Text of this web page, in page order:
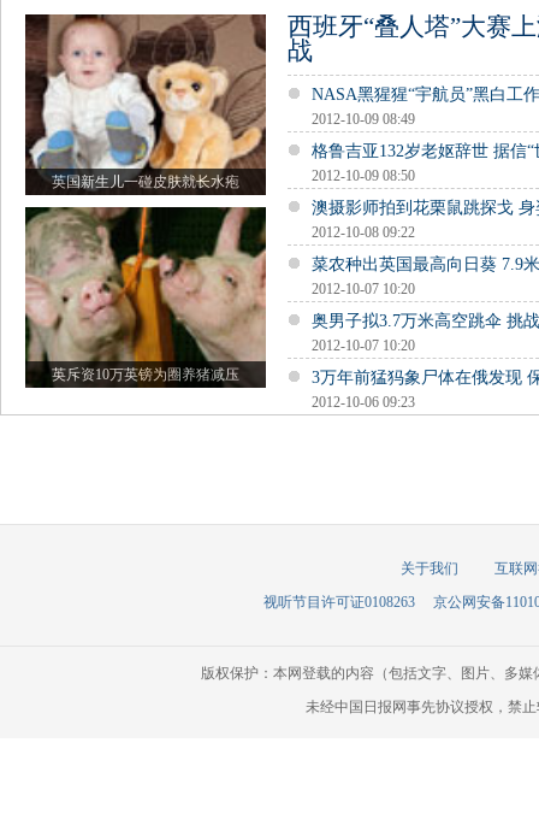
英国新生儿一碰皮肤就长水疱
英斥资10万英镑为圈养猪减压
西班牙“叠人塔”大赛
战
NASA黑猩猩“宇航员”黑白工
2012-10-09 08:49
格鲁吉亚132岁老妪辞世 据信“
2012-10-09 08:50
澳摄影师拍到花栗鼠跳探戈
2012-10-08 09:22
菜农种出英国最高向日葵 7.9
2012-10-07 10:20
奥男子拟3.7万米高空跳伞 挑
2012-10-07 10:20
3万年前猛犸象尸体在俄发现
2012-10-06 09:23
关于我们
互联
视听节目许可证0108263
京公网安备
版权保护：本网登载的内容（包括文字、图片、多
未经中国日报网事先协议授权，禁止